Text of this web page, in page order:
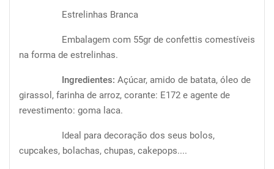
Estrelinhas Branca
Embalagem com 55gr de confettis comestíveis
na forma de estrelinhas.
Ingredientes: Açúcar, amido de batata, óleo de
girassol, farinha de arroz, corante: E172 e agente de
revestimento: goma laca.
Ideal para decoração dos seus bolos,
cupcakes, bolachas, chupas, cakepops....